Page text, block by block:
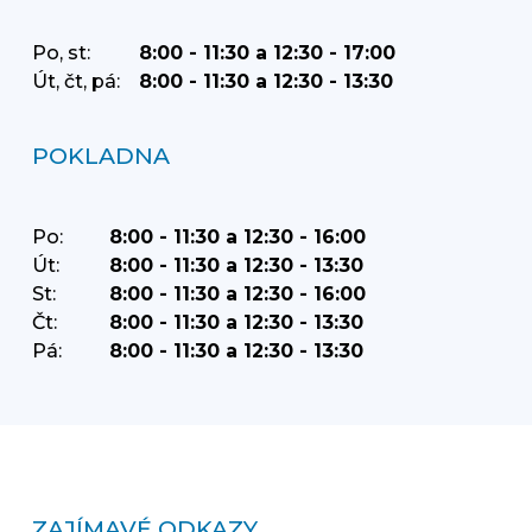
Po, st:
8:00 - 11:30 a 12:30 - 17:00
Út, čt, pá:
8:00 - 11:30 a 12:30 - 13:30
POKLADNA
Po:
8:00 - 11:30 a 12:30 - 16:00
Út:
8:00 - 11:30 a 12:30 - 13:30
St:
8:00 - 11:30 a 12:30 - 16:00
Čt:
8:00 - 11:30 a 12:30 - 13:30
Pá:
8:00 - 11:30 a 12:30 - 13:30